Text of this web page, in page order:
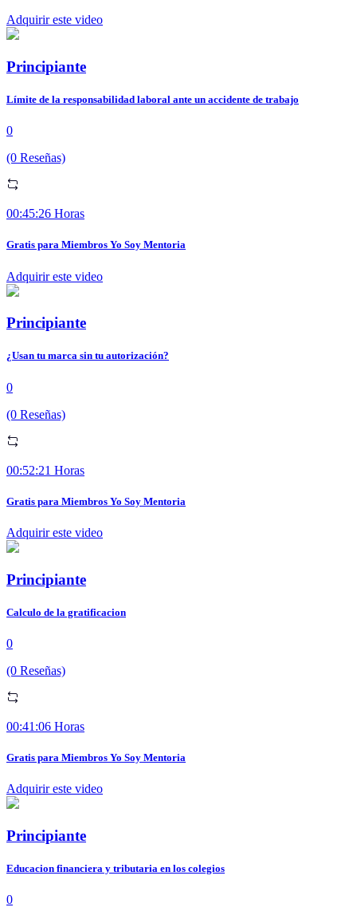
Adquirir este video
Principiante
Límite de la responsabilidad laboral ante un accidente de trabajo
0
(0 Reseñas)
00:45:26 Horas
Gratis para Miembros Yo Soy Mentoria
Adquirir este video
Principiante
¿Usan tu marca sin tu autorización?
0
(0 Reseñas)
00:52:21 Horas
Gratis para Miembros Yo Soy Mentoria
Adquirir este video
Principiante
Calculo de la gratificacion
0
(0 Reseñas)
00:41:06 Horas
Gratis para Miembros Yo Soy Mentoria
Adquirir este video
Principiante
Educacion financiera y tributaria en los colegios
0